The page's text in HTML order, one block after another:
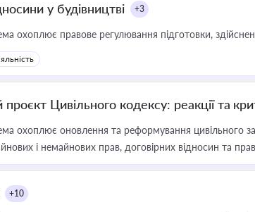
у будівництві +3
охоплює правове регулювання підготовки,
Цивільного кодексу: реакції та
охоплює оновлення та реформування цивільного
і немайнових прав, договірних відносин та
+10